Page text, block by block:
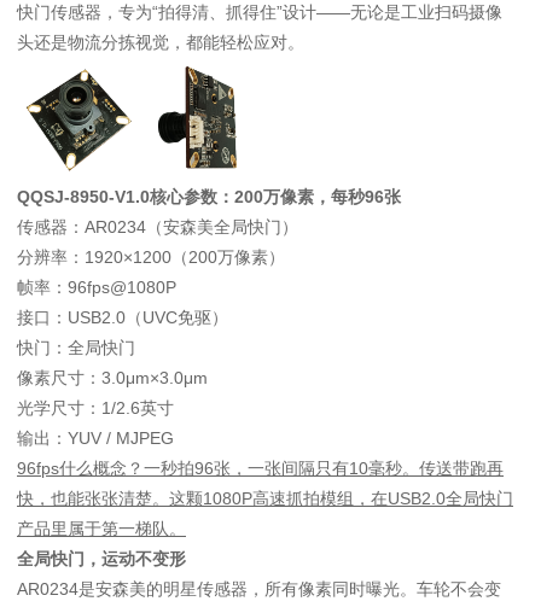
快门传感器，专为“拍得清、抓得住”设计——无论是工业扫码摄像
头还是物流分拣视觉，都能轻松应对。
QQSJ-8950-V1.0核心参数：200万像素，每秒96张
传感器：AR0234（安森美全局快门）
分辨率：1920×1200（200万像素）
帧率：96fps@1080P
接口：USB2.0（UVC免驱）
快门：全局快门
像素尺寸：3.0μm×3.0μm
光学尺寸：1/2.6英寸
输出：YUV / MJPEG
96fps什么概念？一秒拍96张，一张间隔只有10毫秒。传送带跑再
快，也能张张清楚。这颗1080P高速抓拍模组，在USB2.0全局快门
产品里属于第一梯队。
全局快门，运动不变形
AR0234是安森美的明星传感器，所有像素同时曝光。车轮不会变